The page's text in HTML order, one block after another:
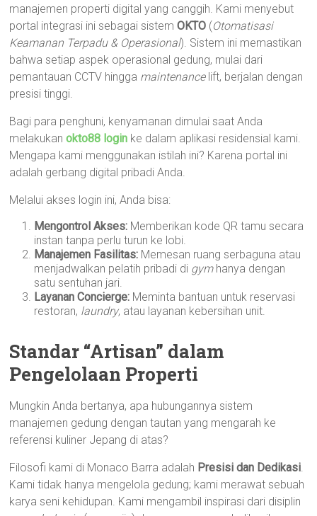
manajemen properti digital yang canggih. Kami menyebut
portal integrasi ini sebagai sistemOKTO (Otomatisasi
Keamanan Terpadu & Operasional). Sistem ini memastikan
bahwa setiap aspek operasional gedung, mulai dari
pemantauan CCTV hingga maintenancelift, berjalan dengan
presisi tinggi.
Bagi para penghuni, kenyamanan dimulai saat Anda
melakukanokto88 login ke dalam aplikasi residensial kami.
Mengapa kami menggunakan istilah ini? Karena portal ini
adalah gerbang digital pribadi Anda.
Melalui akses login ini, Anda bisa:
Mengontrol Akses: Memberikan kode QR tamu secara
instan tanpa perlu turun ke lobi.
Manajemen Fasilitas: Memesan ruang serbaguna atau
menjadwalkan pelatih pribadi di gymhanya dengan
satu sentuhan jari.
Layanan Concierge: Meminta bantuan untuk reservasi
restoran, laundry, atau layanan kebersihan unit.
Standar “Artisan” dalam
Pengelolaan Properti
Mungkin Anda bertanya, apa hubungannya sistem
manajemen gedung dengan tautan yang mengarah ke
referensi kuliner Jepang di atas?
Filosofi kami di Monaco Barra adalah Presisi dan Dedikasi.
Kami tidak hanya mengelola gedung; kami merawat sebuah
karya seni kehidupan. Kami mengambil inspirasi dari disiplin